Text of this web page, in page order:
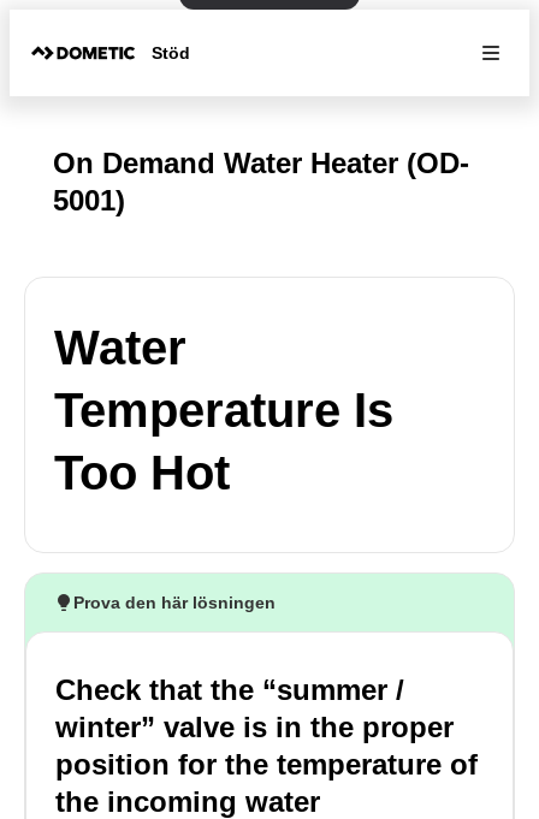
Stöd
On Demand Water Heater (OD-
5001)
Water
Temperature Is
Too Hot
Prova den här lösningen
Check that the “summer /
winter” valve is in the proper
position for the temperature of
the incoming water